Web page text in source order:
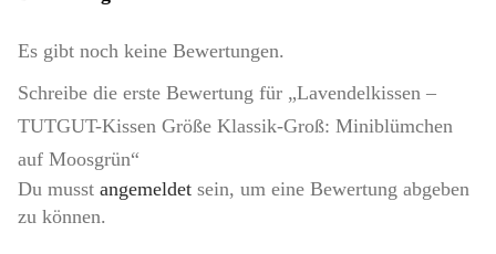
Es gibt noch keine Bewertungen.
Schreibe die erste Bewertung für „Lavendelkissen –
TUTGUT-Kissen Größe Klassik-Groß: Miniblümchen
auf Moosgrün“
Du musst angemeldet sein, um eine Bewertung abgeben
zu können.